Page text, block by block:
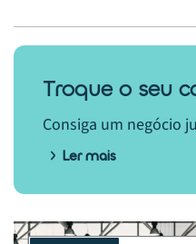
Troque o seu
Consiga um negócio
Ler mais